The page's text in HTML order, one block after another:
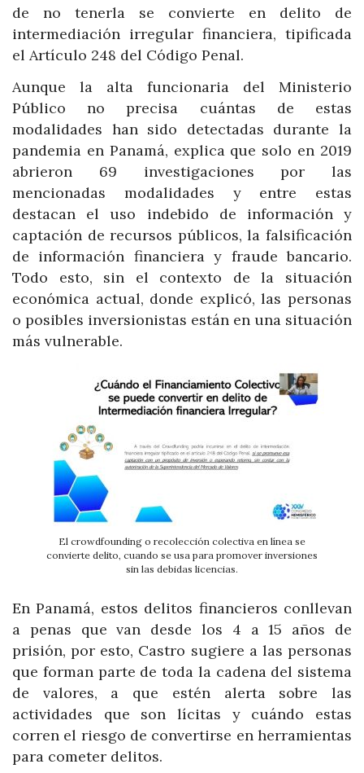
de no tenerla se convierte en delito de
intermediación irregular financiera, tipificada
el Artículo 248 del Código Penal.
Aunque la alta funcionaria del Ministerio
Público no precisa cuántas de estas
modalidades han sido detectadas durante la
pandemia en Panamá, explica que solo en 2019
abrieron 69 investigaciones por las
mencionadas modalidades y entre estas
destacan el uso indebido de información y
captación de recursos públicos, la falsificación
de información financiera y fraude bancario.
Todo esto, sin el contexto de la situación
económica actual, donde explicó, las personas
o posibles inversionistas están en una situación
más vulnerable.
El crowdfounding o recolección colectiva en línea se
convierte delito, cuando se usa para promover inversiones
sin las debidas licencias.
En Panamá, estos delitos financieros conllevan
a penas que van desde los 4 a 15 años de
prisión, por esto, Castro sugiere a las personas
que forman parte de toda la cadena del sistema
de valores, a que estén alerta sobre las
actividades que son lícitas y cuándo estas
corren el riesgo de convertirse en herramientas
para cometer delitos.